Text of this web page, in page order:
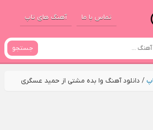
تماس با ما آهنگ های تاپ
جستجو
/ دانلود آهنگ وا بده مشتی از حمید عسگری